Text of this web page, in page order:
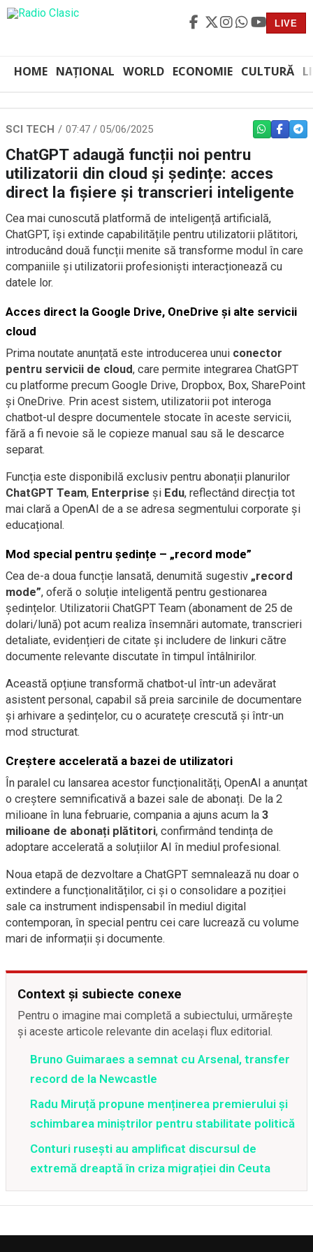
LIVE
HOME NAȚIONAL WORLD ECONOMIE CULTURĂ
SCI TECH 07:47 / 05/06/2025 WHATSAPP
ChatGPT adaugă funcții noi pentru
utilizatorii din cloud și ședințe: acces
direct la fișiere și transcrieri inteligente
Cea mai cunoscută platformă de inteligență artificială,
ChatGPT, își extinde capabilitățile pentru utilizatorii plătitori,
introducând două funcții menite să transforme modul în care
companiile și utilizatorii profesioniști interacționează cu
datele lor.
Acces direct la Google Drive, OneDrive și alte servicii
cloud
Prima noutate anunțată este introducerea unui conector
pentru servicii de cloud, care permite integrarea ChatGPT
cu platforme precum Google Drive, Dropbox, Box, SharePoint
și OneDrive. Prin acest sistem, utilizatorii pot interoga
chatbot-ul despre documentele stocate în aceste servicii,
fără a fi nevoie să le copieze manual sau să le descarce
separat.
Funcția este disponibilă exclusiv pentru abonații planurilor
ChatGPT Team, Enterprise și Edu, reflectând direcția tot
mai clară a OpenAI de a se adresa segmentului corporate și
educațional.
Mod special pentru ședințe – „record mode”
Cea de-a doua funcție lansată, denumită sugestiv „record
mode”, oferă o soluție inteligentă pentru gestionarea
ședințelor. Utilizatorii ChatGPT Team (abonament de 25 de
dolari/lună) pot acum realiza însemnări automate, transcrieri
detaliate, evidențieri de citate și includere de linkuri către
documente relevante discutate în timpul întâlnirilor.
Această opțiune transformă chatbot-ul într-un adevărat
asistent personal, capabil să preia sarcinile de documentare
și arhivare a ședințelor, cu o acuratețe crescută și într-un
mod structurat.
Creștere accelerată a bazei de utilizatori
În paralel cu lansarea acestor funcționalități, OpenAI a anunțat
o creștere semnificativă a bazei sale de abonați. De la 2
milioane în luna februarie, compania a ajuns acum la 3
milioane de abonați plătitori, confirmând tendința de
adoptare accelerată a soluțiilor AI în mediul profesional.
Noua etapă de dezvoltare a ChatGPT semnalează nu doar o
extindere a funcționalităților, ci și o consolidare a poziției
sale ca instrument indispensabil în mediul digital
contemporan, în special pentru cei care lucrează cu volume
mari de informații și documente.
Context și subiecte conexe
Pentru o imagine mai completă a subiectului, urmărește
și aceste articole relevante din același flux editorial.
Bruno Guimaraes a semnat cu Arsenal, transfer
record de la Newcastle
Radu Miruță propune menținerea premierului și
schimbarea miniștrilor pentru stabilitate politică
Conturi rusești au amplificat discursul de
extremă dreaptă în criza migrației din Ceuta